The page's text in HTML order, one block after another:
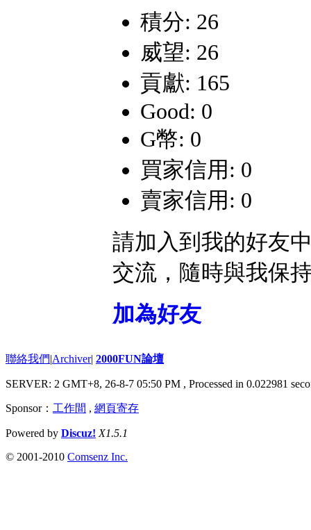
積分: 26
威望: 26
貢獻: 165
Good: 0
G幣: 0
買家信用: 0
賣家信用: 0
請加入到我的好友
交流，隨時與我保
加為好友
聯絡我們|Archiver| 2000FUN論壇
SERVER: 2 GMT+8, 26-8-7 05:50 PM , Processed in 0.022981
Sponsor： 工作間 , 網頁寄存
Powered by Discuz! X1.5.1
© 2001-2010 Comsenz Inc.